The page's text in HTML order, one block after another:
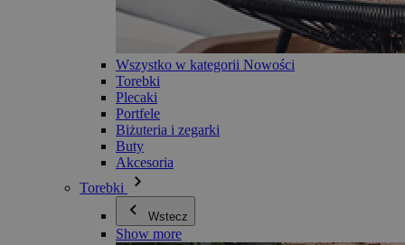
Wszystko w kategorii Nowości
Torebki
Plecaki
Portfele
Biżuteria i zegarki
Buty
Akcesoria
Torebki
Wstecz
Show more